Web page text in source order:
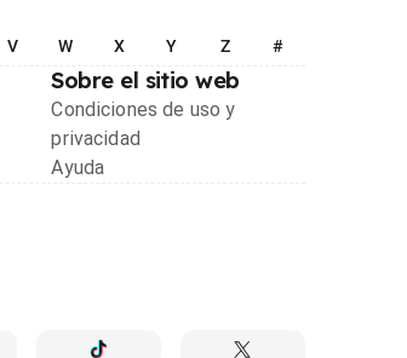
V W X Y Z #
Sobre el sitio web
Condiciones de uso y
privacidad
Ayuda